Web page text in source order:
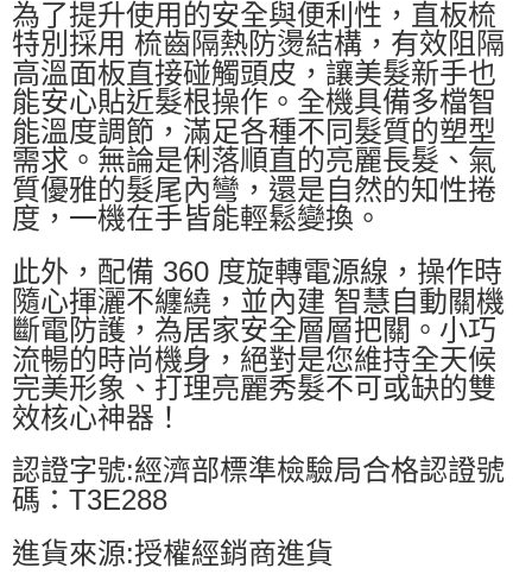
為了提升使用的安全與便利性，直板梳
特別採用 梳齒隔熱防燙結構，有效阻隔
高溫面板直接碰觸頭皮，讓美髮新手也
能安心貼近髮根操作。全機具備多檔智
能溫度調節，滿足各種不同髮質的塑型
需求。無論是俐落順直的亮麗長髮、氣
質優雅的髮尾內彎，還是自然的知性捲
度，一機在手皆能輕鬆變換。
此外，配備 360 度旋轉電源線，操作時
隨心揮灑不纏繞，並內建 智慧自動關機
斷電防護，為居家安全層層把關。小巧
流暢的時尚機身，絕對是您維持全天候
完美形象、打理亮麗秀髮不可或缺的雙
效核心神器！
認證字號:經濟部標準檢驗局合格認證號
碼：T3E288
進貨來源:授權經銷商進貨